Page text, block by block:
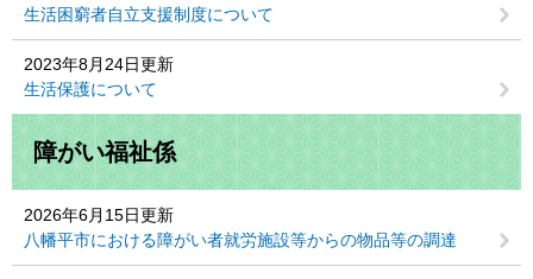
生活困窮者自立支援制度について
2023年8月24日更新
生活保護について
障がい福祉係
2026年6月15日更新
八幡平市における障がい者就労施設等からの物品等の調達